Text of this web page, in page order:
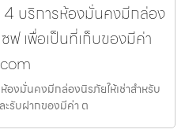
บริการห้องมั่นคงมีกล่อง
ซฟ เพื่อเป็นที่เก็บของมีค่า
องมั่นคงมีกล่องนิรภัยให้เช่าสำหรับ
ะรับฝากของมีค่า ต